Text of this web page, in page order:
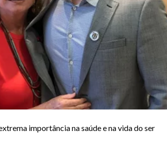
importância na saúde e na vida do ser